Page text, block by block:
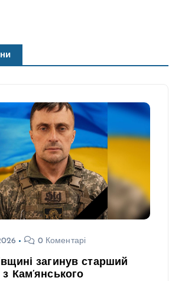
0 Коментарі
загинув старший
Кам’янського